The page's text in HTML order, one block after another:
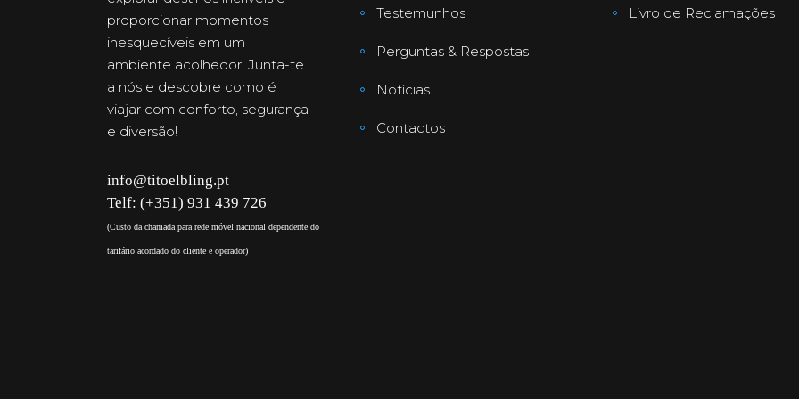
proporcionar momentos
inesquecíveis em um
ambiente acolhedor. Junta-te
a nós e descobre como é
viajar com conforto, segurança
e diversão!
info@titoelbling.pt
Telf: (+351) 931 439 726
(Custo da chamada para rede móvel nacional dependente do
tarifário acordado do cliente e operador)
Testemunhos
Perguntas & Respostas
Notícias
Contactos
Livro de Reclamações